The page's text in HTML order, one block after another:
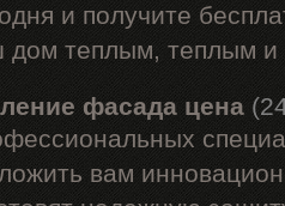
и получите
теплым, теплым и
фасада цена
вам